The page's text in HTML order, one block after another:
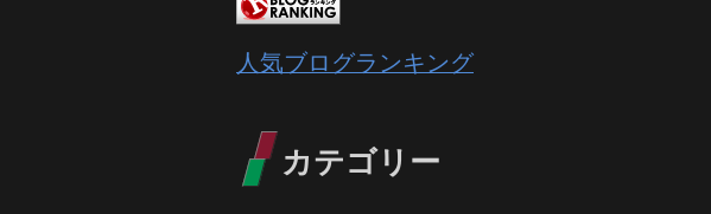
人気ブログランキング
カテゴリー